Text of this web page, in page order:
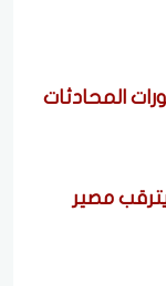
المحادثات
مصير